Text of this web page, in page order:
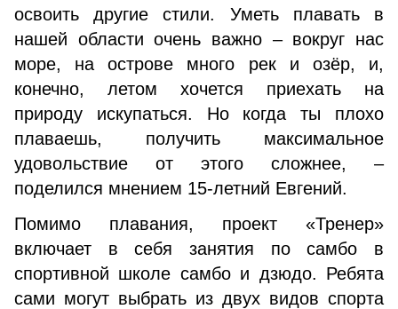
освоить другие стили. Уметь плавать в
нашей области очень важно – вокруг нас
море, на острове много рек и озёр, и,
конечно, летом хочется приехать на
природу искупаться. Но когда ты плохо
плаваешь, получить максимальное
удовольствие от этого сложнее, –
поделился мнением 15-летний Евгений.
Помимо плавания, проект «Тренер»
включает в себя занятия по самбо в
спортивной школе самбо и дзюдо. Ребята
сами могут выбрать из двух видов спорта